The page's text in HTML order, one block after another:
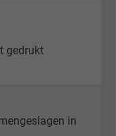
gedrukt
in